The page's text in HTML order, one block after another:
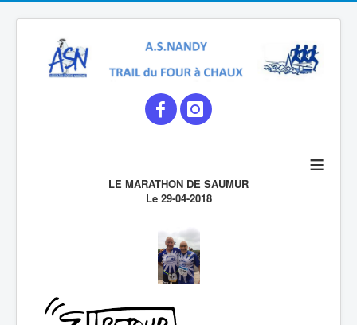
≡
LE MARATHON DE SAUMUR
Le 29-04-2018